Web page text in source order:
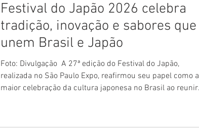
Festival do Japão 2026 celebra
tradição, inovação e sabores que
unem Brasil e Japão
Foto: Divulgação ​ A 27ª edição do Festival do Japão,
realizada no São Paulo Expo, reafirmou seu papel como a
maior celebração da cultura japonesa no Brasil ao reunir
Laços que Unem", o evento promoveu um verdadeiro